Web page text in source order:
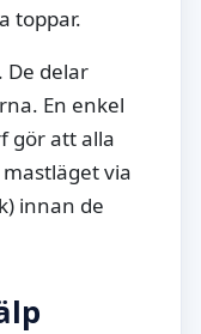
toppar.
De delar
En enkel
gör att alla
via
innan de